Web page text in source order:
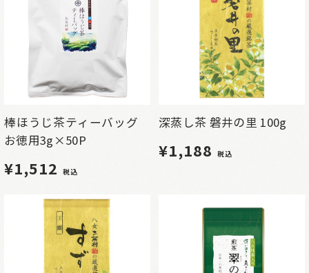
棒ほうじ茶ティーバッグ
お徳用3g×50P
¥1,512 税込
深蒸し茶 磐井の里 100g
¥1,188 税込